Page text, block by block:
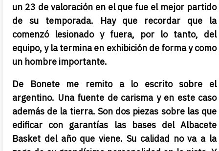
un 23 de valoración en el que fue el mejor partido
de su temporada. Hay que recordar que la
comenzó lesionado y fuera, por lo tanto, del
equipo, y la termina en exhibición de forma y como
un hombre importante.
De Bonete me remito a lo escrito sobre el
argentino. Una fuente de carisma y en este caso
además de la tierra. Son dos piezas sobre las que
edificar con garantías las bases del Albacete
Basket del año que viene. Su calidad no va a la